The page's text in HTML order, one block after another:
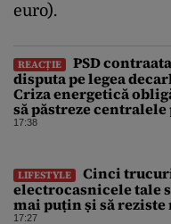
euro).
REACȚIE
PSD
disputa pe legea
Criza energetică
să păstreze centralele
Bolojan, acuzat de
17:38
LIFESTYLE
Cinci
electrocasnicele tale
mai puțin și să
17:27